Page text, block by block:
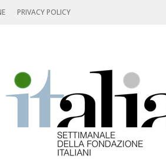
PRIVACY POLICY